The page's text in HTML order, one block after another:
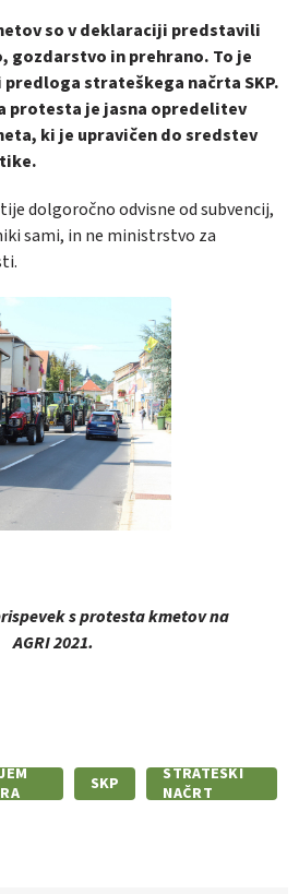
so v deklaraciji predstavili
gozdarstvo in prehrano. To je
predloga strateškega načrta SKP.
protesta je jasna opredelitev
ki je upravičen do sredstev
dolgoročno odvisne od subvencij,
sami, in ne ministrstvo za
s protesta kmetov na
AGRI 2021.
SKP
STRATEŠKI
NAČRT